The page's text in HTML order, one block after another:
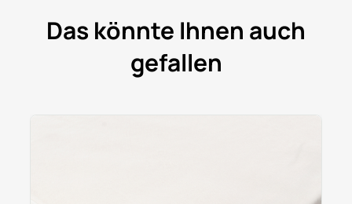
Das könnte Ihnen auch
gefallen